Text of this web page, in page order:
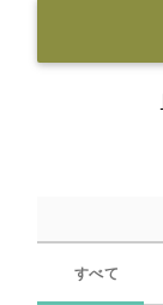
すべて